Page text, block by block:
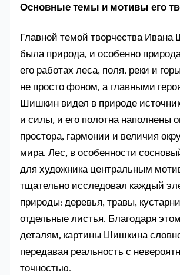
Основные темы и мотивы его
Главной темой творчества
была природа, и особенно
его работах леса, поля, реки и
не просто фоном, а главными
Шишкин видел в природе
и силы, и его полотна наполнены
простора, гармонии и величия
мира. Лес, в особенности
для художника центральным
тщательно исследовал каждый
природы: деревья, травы,
отдельные листья. Благодаря
деталям, картины Шишкина
передавая реальность с
точностью.